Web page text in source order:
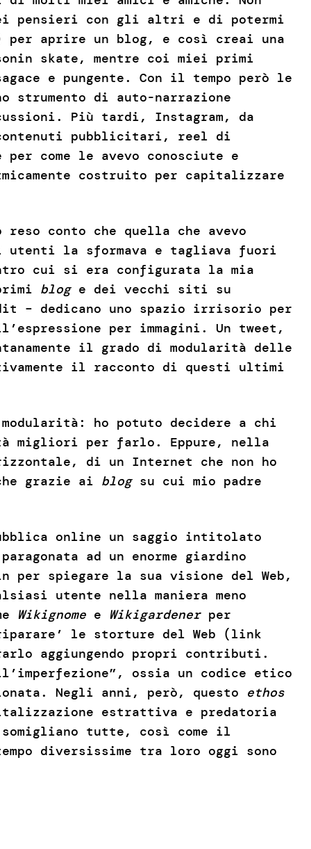
pensieri con gli altri e di potermi
per aprire un blog, e così creai una
skate, mentre coi miei primi
e pungente. Con il tempo però le
di auto-narrazione
Più tardi, Instagram, da
pubblicitari, reel di
come le avevo conosciute e
costruito per capitalizzare
conto che quella che avevo
utenti la sformava e tagliava fuori
cui si era configurata la mia
bloge dei vecchi siti su
– dedicano uno spazio irrisorio per
per immagini. Un tweet,
il grado di modularità delle
il racconto di questi ultimi
ho potuto decidere a chi
migliori per farlo. Eppure, nella
di un Internet che non ho
grazie ai blogsu cui mio padre
online un saggio intitolato
ad un enorme giardino
per spiegare la sua visione del Web,
utente nella maniera meno
Wikignomee Wikigardener per
le storture del Web (link
aggiungendo propri contributi.
ossia un codice etico
Negli anni, però, questo ethos
estrattiva e predatoria
tutte, così come il
diversissime tra loro oggi sono